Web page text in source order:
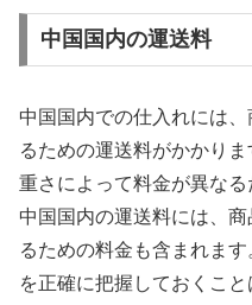
中国国内の運送料
中国国内での仕入れには
るための運送料がかかり
重さによって料金が異なる
中国国内の運送料には、
るための料金も含まれま
を正確に把握しておくこ